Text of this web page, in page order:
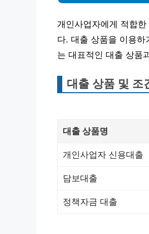
개인사업자에게 적합
다. 대출 상품을 이용하
는 대표적인 대출 상품
대출 상품 및 조
대출 상품명
개인사업자 신용대출
담보대출
정책자금 대출